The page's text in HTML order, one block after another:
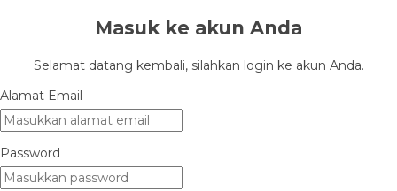
Masuk ke akun Anda
Selamat datang kembali, silahkan login ke akun Anda.
Alamat Email
Password